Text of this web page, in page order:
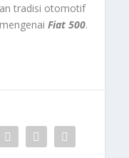
tradisi otomotif
Fiat 500.